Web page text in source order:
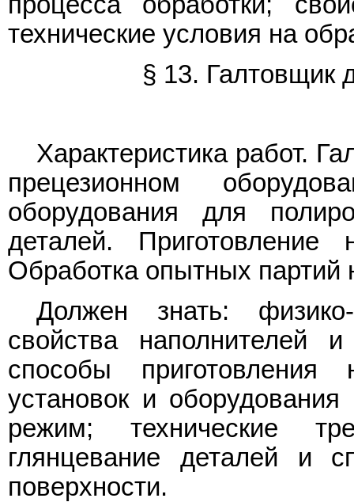
технические условия на
§ 13. Галтовщик
Характеристика работ.
прецезионном
оборудования для
деталей. Приготовление
Обработка опытных партий
Должен знать: физико-
свойства наполнителей
способы
установок и
режим; технические
глянцевание деталей и
поверхности.